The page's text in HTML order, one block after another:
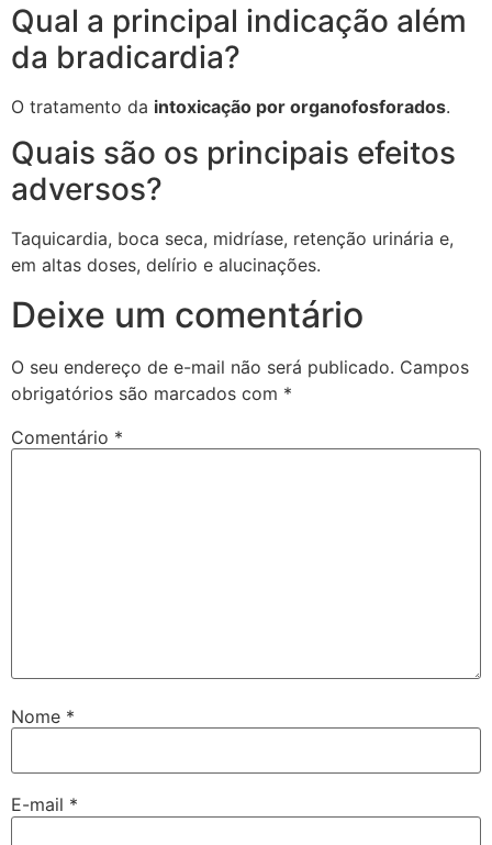
Qual a principal indicação além
da bradicardia?
O tratamento da intoxicação por organofosforados.
Quais são os principais efeitos
adversos?
Taquicardia, boca seca, midríase, retenção urinária e,
em altas doses, delírio e alucinações.
Deixe um comentário
O seu endereço de e-mail não será publicado. Campos
obrigatórios são marcados com *
Comentário *
Nome *
E-mail *